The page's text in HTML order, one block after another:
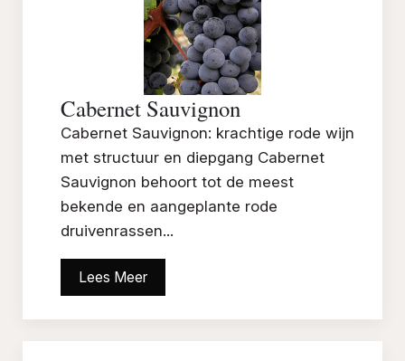
Cabernet Sauvignon
Cabernet Sauvignon: krachtige rode wijn
met structuur en diepgang Cabernet
Sauvignon behoort tot de meest
bekende en aangeplante rode
druivenrassen...
Lees Meer